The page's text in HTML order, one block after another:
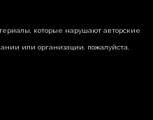
которые нарушают авторские
или организации, пожалуйста,